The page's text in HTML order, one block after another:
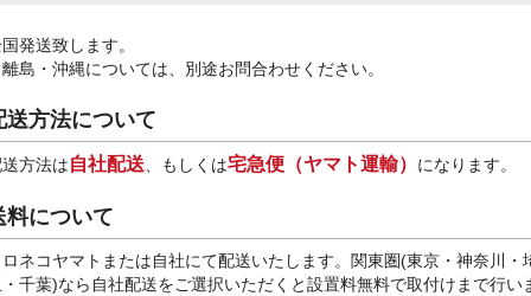
発送致します。
島・沖縄については、別途お問合わせください。
送方法について
方法は自社配送、もしくは宅急便（ヤマト運輸） になります。
料について
ネコヤマトまたは自社にて配送いたします。関東圏(東京・神奈川・
千葉)なら自社配送をご選択いただくと設置料無料で取付けまで行い